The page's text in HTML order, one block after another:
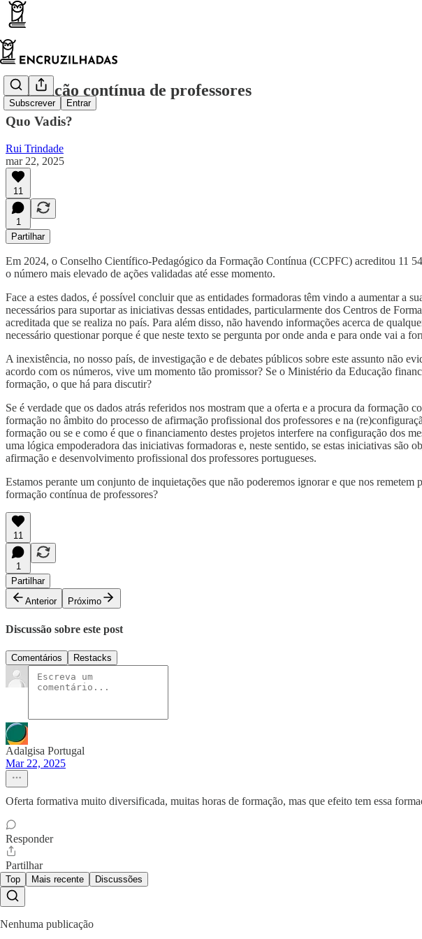
Subscrever Entrar
Formação contínua de professores
Quo Vadis?
Rui Trindade
mar 22, 2025
11
1
Partilhar
Em 2024, o Conselho Científico-Pedagógico da Formação Contínua (CCPFC) acreditou 11
o número mais elevado de ações validadas até esse momento.
Face a estes dados, é possível concluir que as entidades formadoras têm vindo a aumentar
necessários para suportar as iniciativas dessas entidades, particularmente dos Centros de
acreditada que se realiza no país. Para além disso, não havendo informações acerca de
necessário questionar porque é que neste texto se pergunta por onde anda e para onde vai a
A inexistência, no nosso país, de investigação e de debates públicos sobre este assunto não
acordo com os números, vive um momento tão promissor? Se o Ministério da Educação
formação, o que há para discutir?
Se é verdade que os dados atrás referidos nos mostram que a oferta e a procura da
formação no âmbito do processo de afirmação profissional dos professores e na
formação ou se e como é que o financiamento destes projetos interfere na configuração dos
uma lógica empoderadora das iniciativas formadoras e, neste sentido, se estas iniciativas
afirmação e desenvolvimento profissional dos professores portugueses.
Estamos perante um conjunto de inquietações que não poderemos ignorar e que nos
formação contínua de professores?
11
1
Partilhar
Anterior
Próximo
Discussão sobre este post
Comentários Restacks
Adalgisa Portugal
Mar 22, 2025
Oferta formativa muito diversificada, muitas horas de formação, mas que efeito tem essa
Responder
Partilhar
Top Mais recente Discussões
Nenhuma publicação